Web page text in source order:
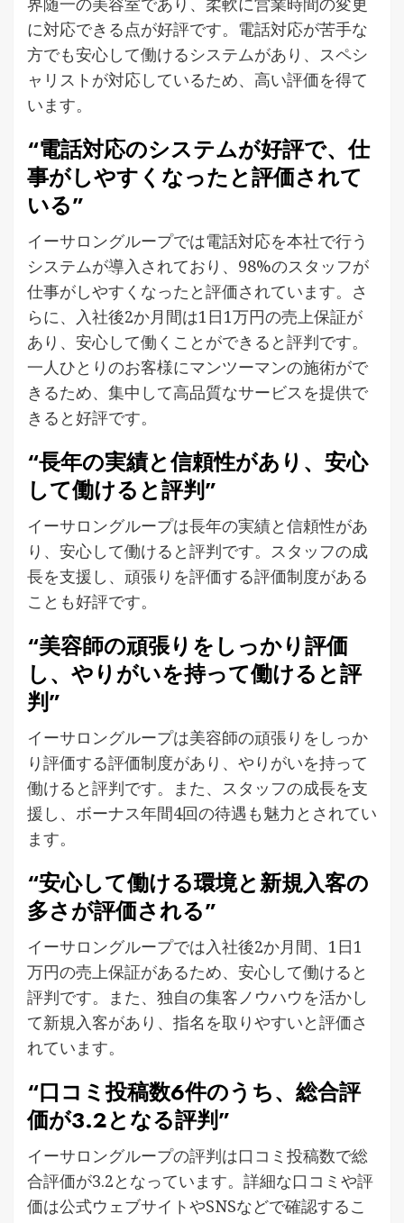
に対応できる点が好評です。電話対応が苦手な
方でも安心して働けるシステムがあり、スペシ
ャリストが対応しているため、高い評価を得て
います。
“電話対応のシステムが好評で、仕
事がしやすくなったと評価されて
いる”
イーサロングループでは電話対応を本社で行う
システムが導入されており、98%のスタッフが
仕事がしやすくなったと評価されています。さ
らに、入社後2か月間は1日1万円の売上保証が
あり、安心して働くことができると評判です。
一人ひとりのお客様にマンツーマンの施術がで
きるため、集中して高品質なサービスを提供で
きると好評です。
“長年の実績と信頼性があり、安心
して働けると評判”
イーサロングループは長年の実績と信頼性があ
り、安心して働けると評判です。スタッフの成
長を支援し、頑張りを評価する評価制度がある
ことも好評です。
“美容師の頑張りをしっかり評価
し、やりがいを持って働けると評
判”
イーサロングループは美容師の頑張りをしっか
り評価する評価制度があり、やりがいを持って
働けると評判です。また、スタッフの成長を支
援し、ボーナス年間4回の待遇も魅力とされてい
ます。
“安心して働ける環境と新規入客の
多さが評価される”
イーサロングループでは入社後2か月間、1日1
万円の売上保証があるため、安心して働けると
評判です。また、独自の集客ノウハウを活かし
て新規入客があり、指名を取りやすいと評価さ
れています。
“口コミ投稿数6件のうち、総合評
価が3.2となる評判”
イーサロングループの評判は口コミ投稿数で総
合評価が3.2となっています。詳細な口コミや評
価は公式ウェブサイトやSNSなどで確認するこ